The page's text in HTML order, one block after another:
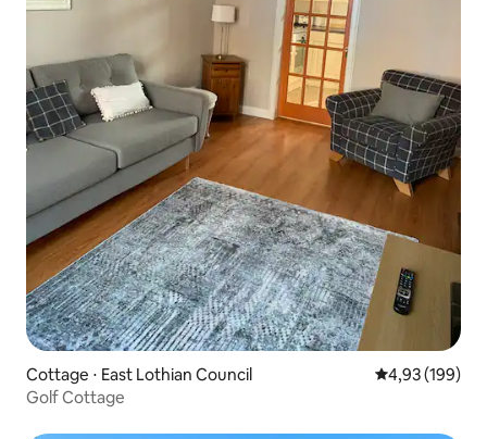
Cottage ⋅ East Lothian Council Évaluation
4,93 (199)
Golf Cottage